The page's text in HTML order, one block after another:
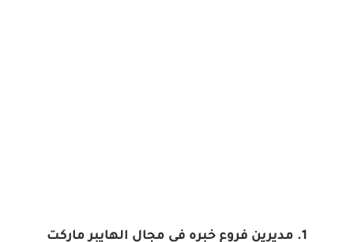
1. مديرين فروع خبره في مجال الهايبر ماركت